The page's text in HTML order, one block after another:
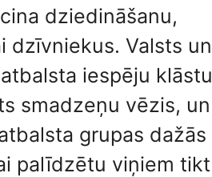
dziedināšanu,
dzīvniekus. Valsts un
iespēju klāstu
smadzeņu vēzis, un
grupas dažās
palīdzētu viņiem tikt